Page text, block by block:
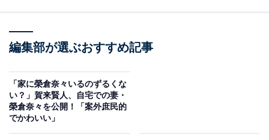
編集部が選ぶおすすめ記事
「家に榮倉奈々いるのずるくな
い？」賀来賢人、自宅での妻・
榮倉奈々を公開！「案外庶民的
でかわいい」